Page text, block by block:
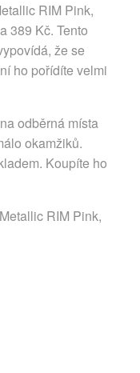
RIM Pink,
389 Kč. Tento
že se
ho pořídíte velmi
odběrná místa
okamžiků.
Koupíte ho
RIM Pink,